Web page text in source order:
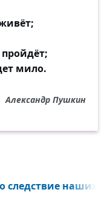
мило.
Александр Пушкин
следствие наших